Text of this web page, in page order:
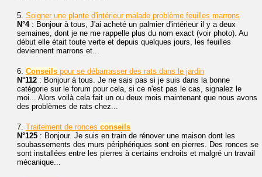
5. Soigner une plante d'intérieur malade problème feuilles marrons
N°4: Bonjour à tous, J'ai acheté un palmier d'intérieur il y a deux
semaines, dont je ne me rappelle plus du nom exact (voir photo). Au
début elle était toute verte et depuis quelques jours, les feuilles
deviennent marrons et...
6. Conseils pour se débarrasser des rats dans le jardin
N°112 : Bonjour à tous. Je ne sais pas si je suis dans la bonne
catégorie sur le forum pour cela, si ce n'est pas le cas, signalez le
moi... Alors voilà cela fait un ou deux mois maintenant que nous avons
des problèmes de rats chez...
7. Traitement de ronces conseils
N°125 : Bonjour. Je suis en train de rénover une maison dont les
soubassements des murs périphériques sont en pierres. Des ronces se
sont installées entre les pierres à certains endroits et malgré un travail
mécanique...